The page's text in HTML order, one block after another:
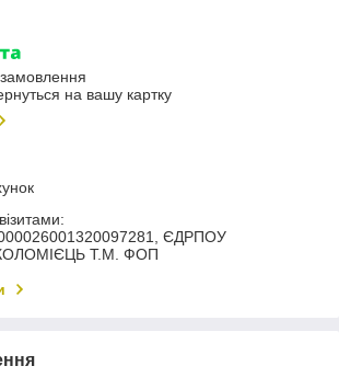
на вашу картку
ЄДРПОУ
КОЛОМIЄЦЬ Т.М. ФОП